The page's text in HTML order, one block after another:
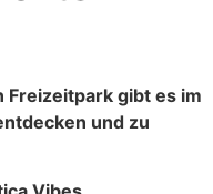
Freizeitpark gibt es im
und zu